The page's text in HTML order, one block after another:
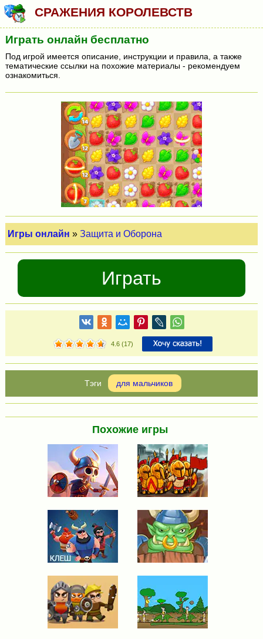
СРАЖЕНИЯ КОРОЛЕВСТВ
Играть онлайн бесплатно
Под игрой имеется описание, инструкции и правила, а также
тематические ссылки на похожие материалы - рекомендуем
ознакомиться.
Игры онлайн »Защита и Оборона
Играть
4.6(17)
для мальчиков
Похожие игры